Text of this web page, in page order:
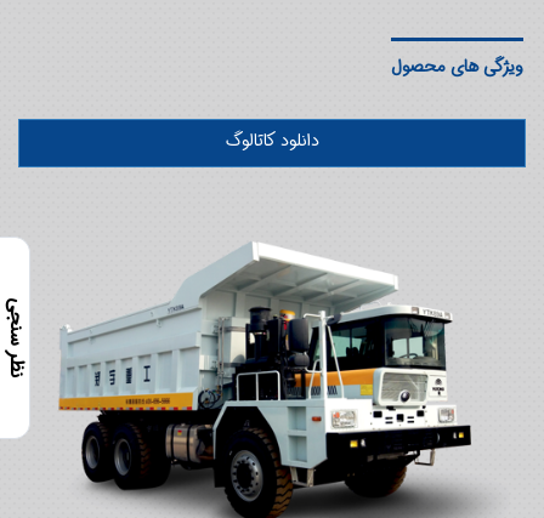
ويژگي هاي محصول
دانلود کاتالوگ
نظر سنجی